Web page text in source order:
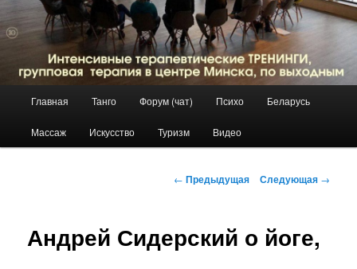
Перейти
к
Главная Танго Форум (чат) Психо Беларусь
Массаж Искусство Туризм Видео
Навигация
← Предыдущая Следующая →
Андрей Сидерский о йоге,